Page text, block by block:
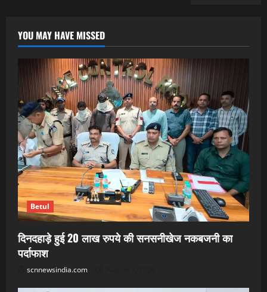
YOU MAY HAVE MISSED
Betul
दिनदहाड़े हुई 20 लाख रुपये की सनसनीखेज नकबजनी का
पर्दाफाश
scnnewsindia.com